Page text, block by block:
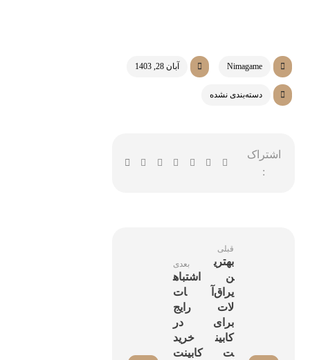
Nimagame آبان 28, 1403
دسته‌بندی نشده
قبلی
بهتری
ن
یراق‌آ
لات
برای
کابین
ت
بعدی
اشتباه
ات
رایج
در
خرید
کابینت